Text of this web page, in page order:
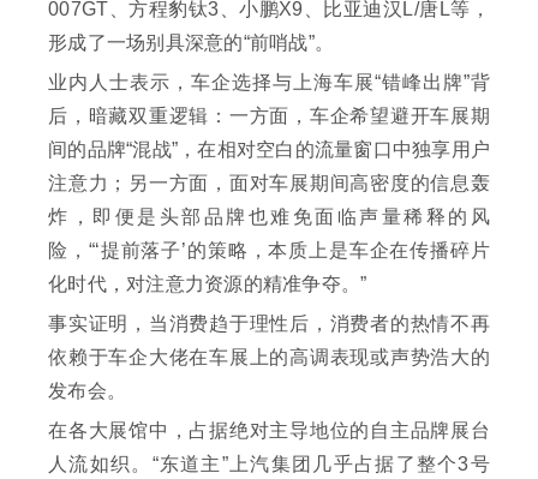
007GT、方程豹钛3、小鹏X9、比亚迪汉L/唐L等，
形成了一场别具深意的“前哨战”。
业内人士表示，车企选择与上海车展“错峰出牌”背
后，暗藏双重逻辑：一方面，车企希望避开车展期
间的品牌“混战”，在相对空白的流量窗口中独享用户
注意力；另一方面，面对车展期间高密度的信息轰
炸，即便是头部品牌也难免面临声量稀释的风
险，“‘提前落子’的策略，本质上是车企在传播碎片
化时代，对注意力资源的精准争夺。”
事实证明，当消费趋于理性后，消费者的热情不再
依赖于车企大佬在车展上的高调表现或声势浩大的
发布会。
在各大展馆中，占据绝对主导地位的自主品牌展台
人流如织。“东道主”上汽集团几乎占据了整个3号